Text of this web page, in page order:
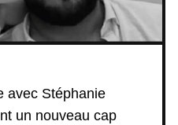
avec Stéphanie
un nouveau cap